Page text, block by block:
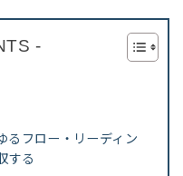
-
るフロー・リーディン
する